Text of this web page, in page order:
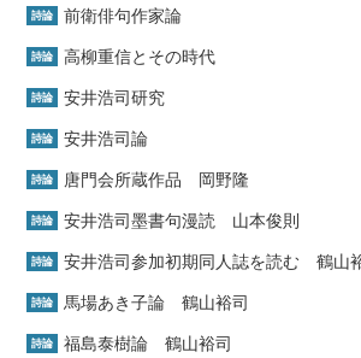
詩論 前衛俳句作家論
詩論 高柳重信とその時代
詩論 安井浩司研究
詩論 安井浩司論
詩論 唐門会所蔵作品 岡野隆
詩論 安井浩司墨書句漫読 山本俊則
詩論 安井浩司参加初期同人誌を読む 鶴山
詩論 馬場あき子論 鶴山裕司
詩論 福島泰樹論 鶴山裕司